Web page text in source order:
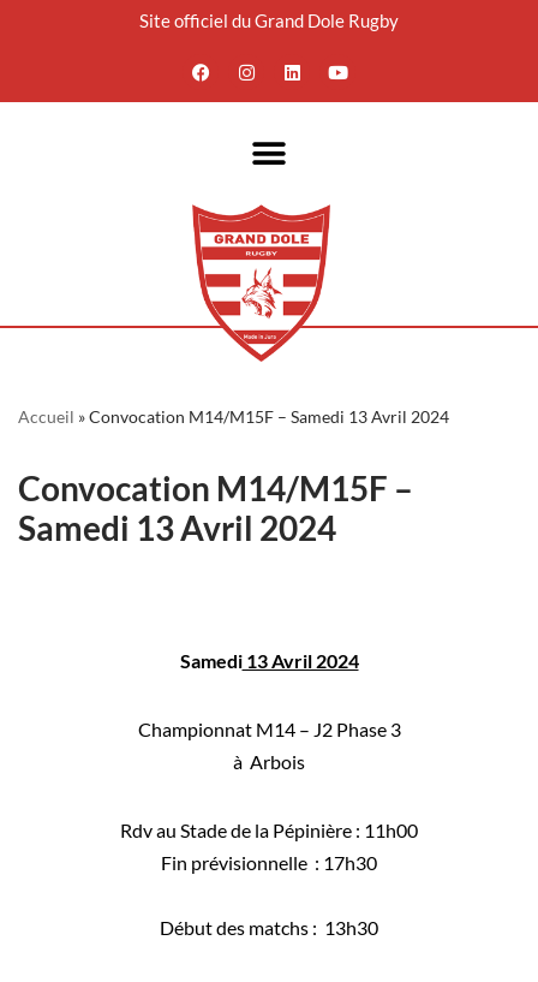
au
Site officiel du Grand Dole Rugby
Accueil »Convocation M14/M15F – Samedi 13 Avril 2024
Convocation M14/M15F –
Samedi 13 Avril 2024
Samedi13 Avril 2024
Championnat M14 – J2 Phase 3
à Arbois
Rdv au Stade de la Pépinière : 11h00
Fin prévisionnelle : 17h30
Début des matchs : 13h30